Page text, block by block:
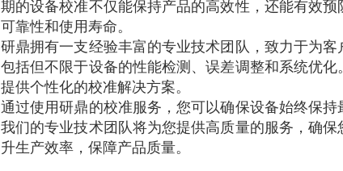
期的设备校准不仅能保持产品的高效性，还能有效
可靠性和使用寿命。
研鼎拥有一支经验丰富的专业技术团队，致力于为
包括但不限于设备的性能检测、误差调整和系统优
提供个性化的校准解决方案。
通过使用研鼎的校准服务，您可以确保设备始终保持
我们的专业技术团队将为您提供高质量的服务，确
升生产效率，保障产品质量。